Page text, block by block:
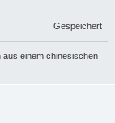
Gespeichert
aus einem chinesischen